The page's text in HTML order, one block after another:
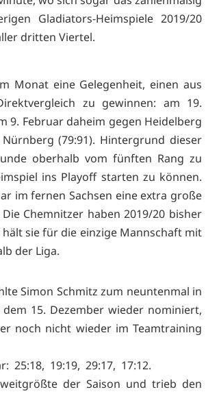
Gladiators-Heimspiele 2019/20
aller dritten Viertel.
Monat eine Gelegenheit, einen aus
zu gewinnen: am 19.
9. Februar daheim gegen Heidelberg
(79:91). Hintergrund dieser
oberhalb vom fünften Rang zu
ins Playoff starten zu können.
im fernen Sachsen eine extra große
Chemnitzer haben 2019/20 bisher
sie für die einzige Mannschaft mit
der Liga.
Simon Schmitz zum neuntenmal in
15. Dezember wieder nominiert,
noch nicht wieder im Teamtraining
25:18, 19:19, 29:17, 17:12.
der Saison und trieb den